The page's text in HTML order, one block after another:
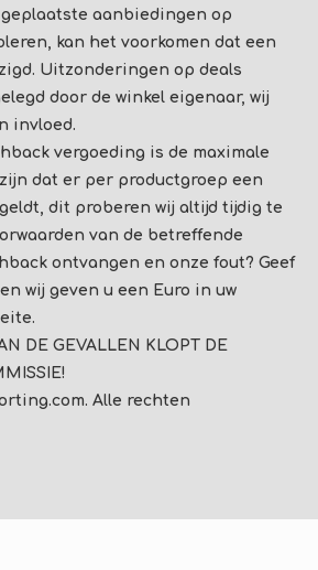
aanbiedingen op
kan het voorkomen dat een
Uitzonderingen op deals
door de winkel eigenaar, wij
invloed.
vergoeding is de maximale
dat er per productgroep een
dit proberen wij altijd tijdig te
van de betreffende
ontvangen en onze fout? Geef
wij geven u een Euro in uw
DE GEVALLEN KLOPT DE
Alle rechten